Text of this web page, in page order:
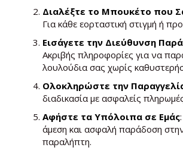
Διαλέξτε το Μπουκέτο που
Για κάθε εορταστική στιγμή ή
Εισάγετε την Διεύθυνση
Ακριβής πληροφορίες για να
λουλούδια σας χωρίς
Ολοκληρώστε την
διαδικασία με ασφαλείς
Αφήστε τα Υπόλοιπα σε Εμάς
άμεση και ασφαλή παράδοση
παραλήπτη.